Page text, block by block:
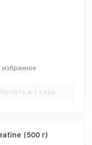
избранное
Купить в 1 клик
(500 г)